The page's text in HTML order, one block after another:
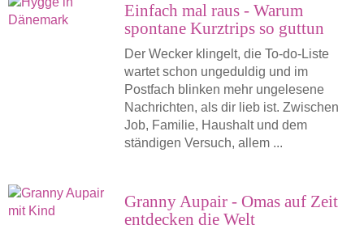
Einfach mal raus - Warum
spontane Kurztrips so guttun
Der Wecker klingelt, die To-do-Liste
wartet schon ungeduldig und im
Postfach blinken mehr ungelesene
Nachrichten, als dir lieb ist. Zwischen
Job, Familie, Haushalt und dem
ständigen Versuch, allem ...
Granny Aupair - Omas auf Zeit
entdecken die Welt